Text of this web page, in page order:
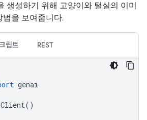
생성하기 위해 고양이와 털실의 이미
을 보여줍니다.
립트 REST
genai
Client()